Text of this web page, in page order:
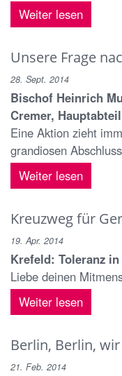
Weiter lesen
Unsere Frage
28. Sept. 2014
Bischof Heinrich
Cremer,
Eine Aktion zieht
grandiosen
Weiter lesen
Kreuzweg für
19. Apr. 2014
Krefeld: Toleranz
Liebe deinen
Weiter lesen
Berlin, Berlin,
21. Feb. 2014